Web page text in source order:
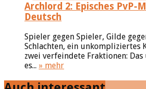
Archlord 2: Episches PvP-
Deutsch
Spieler gegen Spieler, Gilde
Schlachten, ein unkompliziertes
zwei verfeindete Fraktionen:
es... » mehr